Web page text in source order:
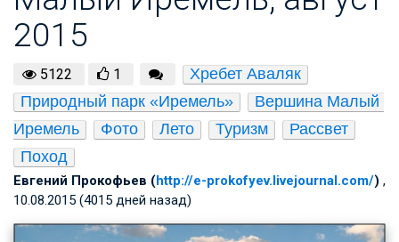
2015
5122 1
Хребет Аваляк
Природный парк «Иремель»
Вершина Малый
Иремель
Фото Лето Туризм
Рассвет
Поход
Евгений Прокофьев (http://e-prokofyev.livejournal.com/) ,
10.08.2015 (4015 дней назад)